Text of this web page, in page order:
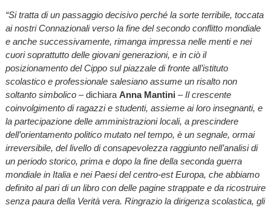
“Si tratta di un passaggio decisivo perché la sorte terribile, toccata
ai nostri Connazionali verso la fine del secondo conflitto mondiale
e anche successivamente, rimanga impressa nelle menti e nei
cuori soprattutto delle giovani generazioni, e in ciò il
posizionamento del Cippo sul piazzale di fronte all’istituto
scolastico e professionale salesiano assume un risalto non
soltanto simbolico– dichiara Anna Mantini –Il crescente
coinvolgimento di ragazzi e studenti, assieme ai loro insegnanti, e
la partecipazione delle amministrazioni locali, a prescindere
dell’orientamento politico mutato nel tempo, è un segnale, ormai
irreversibile, del livello di consapevolezza raggiunto nell’analisi di
un periodo storico, prima e dopo la fine della seconda guerra
mondiale in Italia e nei Paesi del centro-est Europa, che abbiamo
definito al pari di un libro con delle pagine strappate e da ricostruire
senza paura della Verità vera. Ringrazio la dirigenza scolastica, gli